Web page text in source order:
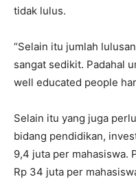
tidak lulus.
“Selain itu jumlah
sangat sedikit. Padahal
well educated people
Selain itu yang juga
bidang pendidikan,
9,4 juta per mahasiswa.
Rp 34 juta per